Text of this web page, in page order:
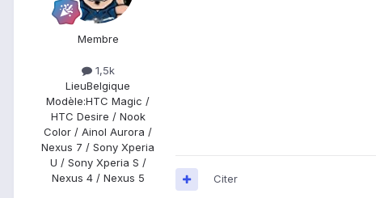
Membre
1,5k
LieuBelgique
Modèle:HTC Magic /
HTC Desire / Nook
Color / Ainol Aurora /
Nexus 7 / Sony Xperia
U / Sony Xperia S /
Nexus 4 / Nexus 5
Citer